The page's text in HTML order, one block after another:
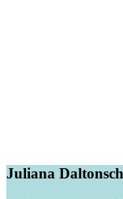
Juliana